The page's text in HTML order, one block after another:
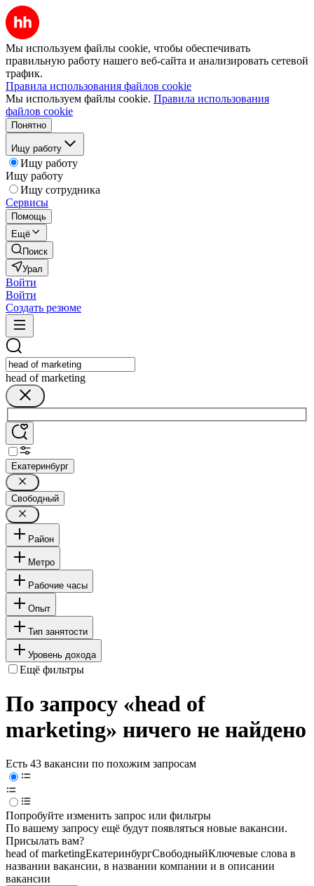
Мы используем файлы cookie, чтобы обеспечивать
правильную работу нашего веб-сайта и анализировать сетевой
трафик.
Правила использования файлов cookie
Мы используем файлы cookie. Правила использования
файлов cookie
Понятно
Ищу работу
Ищу работу
Ищу работу
Ищу сотрудника
Сервисы
Помощь
Ещё
Поиск
Урал
Войти
Войти
Создать резюме
head of marketing
Екатеринбург
Свободный
Район
Метро
Рабочие часы
Опыт
Тип занятости
Уровень дохода
Ещё фильтры
По запросу «head of
marketing» ничего не найдено
Есть 43 вакансии по похожим запросам
Попробуйте изменить запрос или фильтры
По вашему запросу ещё будут появляться новые вакансии.
Присылать вам?
head of marketingЕкатеринбургСвободныйКлючевые слова в
названии вакансии, в названии компании и в описании
вакансии